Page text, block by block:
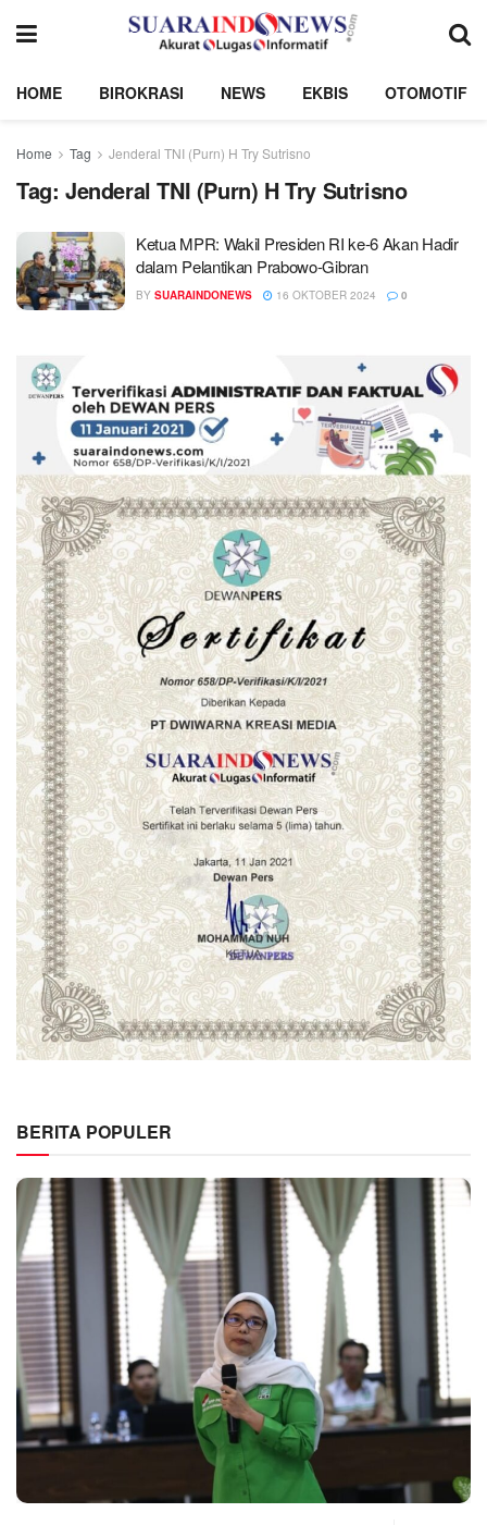
HOME BIROKRASI NEWS EKBIS OTOMOTIF
Home Tag Jenderal TNI (Purn) H Try Sutrisno
Tag: Jenderal TNI (Purn) H Try Sutrisno
Ketua MPR: Wakil Presiden RI ke-6 Akan Hadir
dalam Pelantikan Prabowo-Gibran
BY SUARAINDONEWS 16 OKTOBER 2024 0
BERITA POPULER